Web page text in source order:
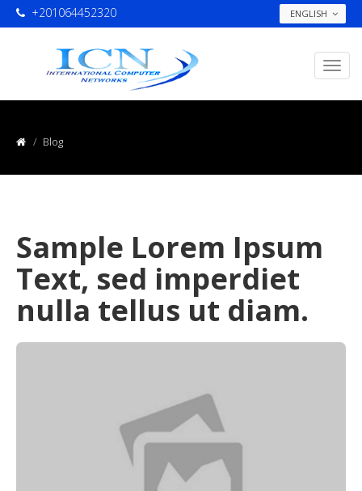
ENGLISH
+201064452320
Blog
Sample Lorem Ipsum
Text, sed imperdiet
nulla tellus ut diam.